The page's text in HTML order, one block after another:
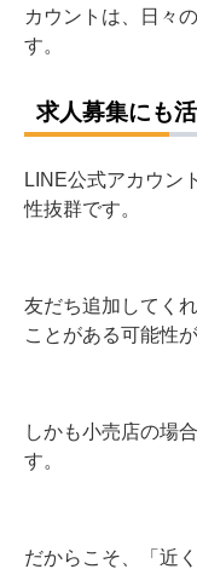
カウントは、日々
す。
求人募集にも
LINE公式アカウン
性抜群です。
友だち追加してく
ことがある可能性
しかも小売店の場
す。
だからこそ、「近